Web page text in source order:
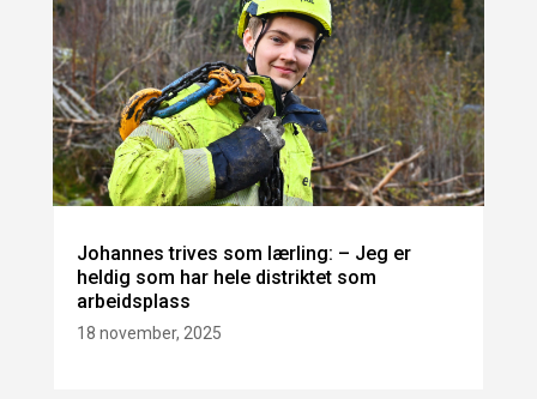
Johannes trives som lærling: – Jeg er
heldig som har hele distriktet som
arbeidsplass
18 november, 2025